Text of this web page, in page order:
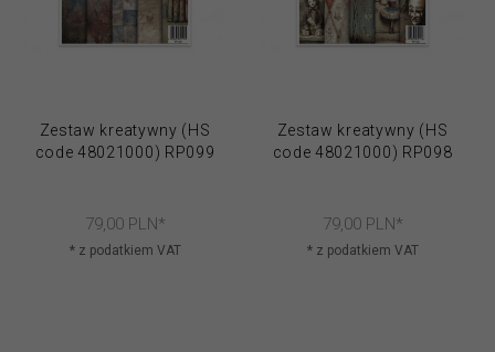
Zestaw kreatywny (HS
code 48021000) RP099
79, 00 PLN*
* z podatkiem VAT
Zestaw kreatywny (HS
code 48021000) RP098
79, 00 PLN*
* z podatkiem VAT